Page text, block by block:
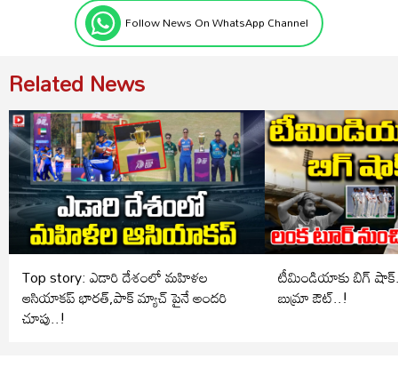
Follow News On WhatsApp Channel
Related News
Top story: ఎడారి దేశంలో మహిళల
ఆసియాకప్ భారత్,పాక్ మ్యాచ్ పైనే అందరి
చూపు..!
టీమిండియాకు బిగ్ షాక్.. లంక టూర్
బుమ్రా ఔట్..!